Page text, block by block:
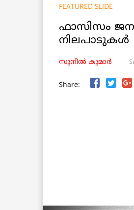
FEATURED SLIDE
ഫാസിസം
നിലപാടുകൾ
സുനിൽ കുമാർ
Share: